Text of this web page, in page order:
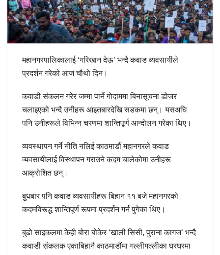
महानगरपालिकालाई ‘गरिखान देऊ’ भन्दै कवाड व्यवसायीले
प्रदर्शन गरेको आज चौथो दिन।
कवाडी संकलन गरेर जम्मा पार्ने गोदाममा बिनासूचना डोजर
चलाइएको भन्दै उनीहरू आइतबारदेखि सडकमा छन्। यसअघि
पनि उनीहरूले विभिन्न चरणमा शान्तिपूर्ण आन्दोलन गरेका थिए।
व्यवस्थापन गर्ने नीति नलिई काठमाडौं महानगरले कवाड
व्यवसायीलाई विस्थापन गराउने कदम चालेकोमा उनीहरू
आक्रोशित छन्।
बुधबार पनि कवाड व्यवसायीहरू बिहान ११ बजे महानगरको
कदमविरूद्ध शान्तिपूर्ण रूपमा प्रदर्शन गर्न पुगेका थिए।
बुढो साइकलमा केही बोरा बोकेर ‘खाली सिसी, पुराना कागज’ भन्दै
कवाडी संकलक एकाबिहानै काठमाडौंमा गल्लीगल्लीका घरघरमा